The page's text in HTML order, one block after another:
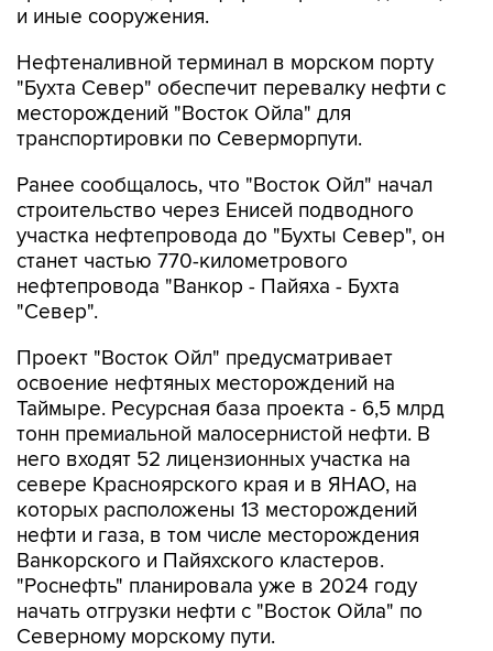
Нефтеналивной терминал в морском порту
месторождений "Восток Ойла" для
транспортировки по Северморпути.
Ранее сообщалось, что "Восток Ойл" начал
участка нефтепровода до "Бухты Север", он
станет частью 770-километрового
нефтепровода "Ванкор - Пайяха - Бухта
"Север".
Проект "Восток Ойл" предусматривает
Таймыре. Ресурсная база проекта - 6,5 млрд
тонн премиальной малосернистой нефти. В
него входят 52 лицензионных участка на
севере Красноярского края и в ЯНАО, на
которых расположены 13 месторождений
нефти и газа, в том числе месторождения
Ванкорского и Пайяхского кластеров.
"Роснефть" планировала уже в 2024 году
начать отгрузки нефти с "Восток Ойла" по
Северному морскому пути.
Нефтеперевалочный терминал "Бухта "Север"